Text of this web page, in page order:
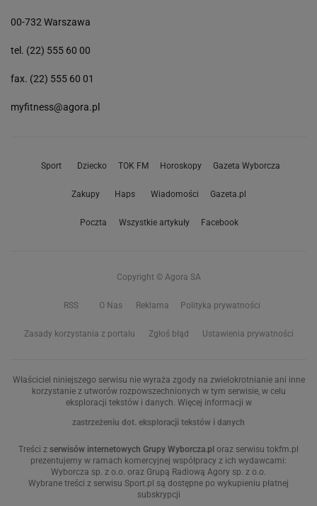
00-732 Warszawa
tel. (22) 555 60 00
fax. (22) 555 60 01
myfitness@agora.pl
Sport Dziecko TOK FM Horoskopy Gazeta Wyborcza
Zakupy Haps Wiadomości Gazeta.pl
Poczta Wszystkie artykuły Facebook
Copyright © Agora SA
RSS O Nas Reklama Polityka prywatności
Zasady korzystania z portalu Zgłoś błąd Ustawienia prywatności
Właściciel niniejszego serwisu nie wyraża zgody na zwielokrotnianie ani inne
korzystanie z utworów rozpowszechnionych w tym serwisie, w celu
eksploracji tekstów i danych. Więcej informacji w
zastrzeżeniu dot. eksploracji tekstów i danych
Treści z serwisów internetowych Grupy Wyborcza.pl oraz serwisu tokfm.pl
prezentujemy w ramach komercyjnej współpracy z ich wydawcami:
Wyborcza sp. z o.o. oraz Grupą Radiową Agory sp. z o.o.
Wybrane treści z serwisu Sport.pl są dostępne po wykupieniu płatnej
subskrypcji